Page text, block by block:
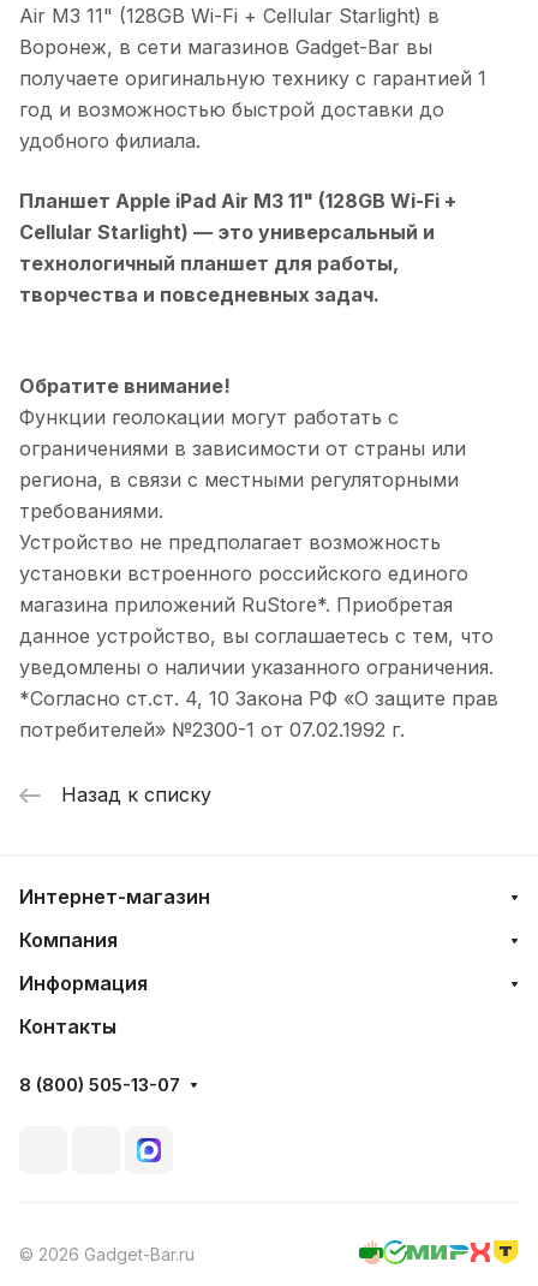
Air M3 11" (128GB Wi-Fi + Cellular Starlight) в
Воронеж, в сети магазинов Gadget-Bar вы
получаете оригинальную технику с гарантией 1
год и возможностью быстрой доставки до
удобного филиала.
Планшет Apple iPad Air M3 11" (128GB Wi-Fi +
Cellular Starlight) — это универсальный и
технологичный планшет для работы,
творчества и повседневных задач.
Обратите внимание!
Функции геолокации могут работать с
ограничениями в зависимости от страны или
региона, в связи с местными регуляторными
требованиями.
Устройство не предполагает возможность
установки встроенного российского единого
магазина приложений RuStore*. Приобретая
данное устройство, вы соглашаетесь с тем, что
уведомлены о наличии указанного ограничения.
*Согласно ст.ст. 4, 10 Закона РФ «О защите прав
потребителей» №2300-1 от 07.02.1992 г.
Назад к списку
Интернет-магазин
Компания
Информация
Контакты
8 (800) 505-13-07
© 2026 Gadget-Bar.ru